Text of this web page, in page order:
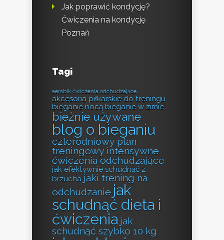
Jak poprawić kondycję?
Ćwiczenia na kondycję
Poznań
Tagi
aerobik ćwiczenia odchudzające
akcesoria piłkarskie do treningu
bieganie nocą bieganie w zimie
bieżnie używane
blog o bieganiu
czterodniowy plan
treningowy intensywne
ćwiczenia odchudzające
jak efektywnie schudnąć z
brzucha jaki trening na
odchudzanie jak
schudnąć dieta i
ćwiczenia jak
schudnąć szybko 10 kg